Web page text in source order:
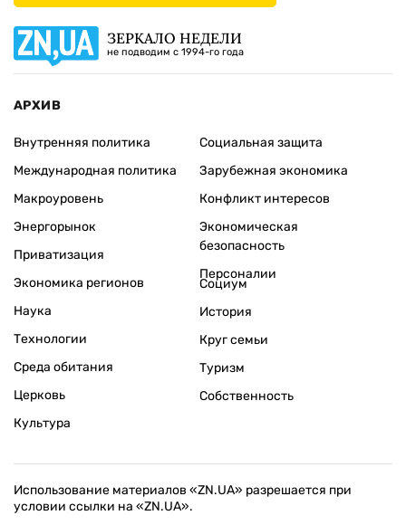
ЗЕРКАЛО НЕДЕЛИ
не подводим с 1994-го года
АРХИВ
Внутренняя политика
Международная политика
Макроуровень
Энергорынок
Приватизация
Экономика регионов
Социальная защита
Зарубежная экономика
Конфликт интересов
Экономическая
безопасность
Персоналии
Наука
Технологии
Среда обитания
Церковь
Культура
Социум
История
Круг семьи
Туризм
Собственность
Использование материалов «ZN.UA» разрешается при
условии ссылки на «ZN.UA».